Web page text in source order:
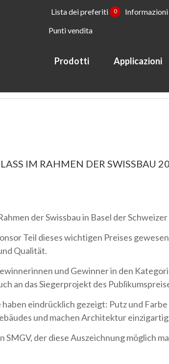
Lista dei preferiti 0 Informazioni
Punti vendita
Prodotti Applicazioni
IM RAHMEN DER SWISSBAU
der Swissbau in Basel der
Teil dieses wichtigen Preises
Qualität.
und Gewinner in den
an das Siegerprojekt des
eindrücklich gezeigt: Putz und
und machen Architektur
SMGV, der diese Auszeichnung möglich